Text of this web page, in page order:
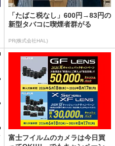
「たばこ税なし」600円→83円の
新型タバコに喫煙者群がる
PR(株式会社HAL)
富士フイルムのカメラは今日買